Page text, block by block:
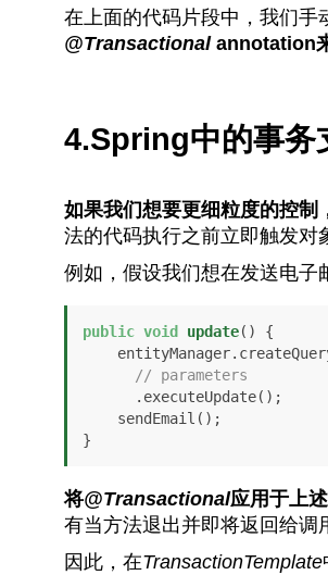
在上面的代码片段中，我们手
@Transactional annotation
4.Spring中的事务
如果我们想要更细粒度的控
法的代码执行之前立即触发对
例如，假设我们想在发送电子
public void update()
{
// parameters
}
将@Transactional应用于上
有当方法退出并即将返回给调
因此，在TransactionTemplate